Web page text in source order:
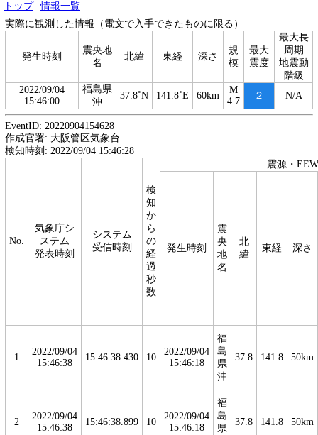
トップ
情報一覧
実際に観測した情報（電文で入手できたものに限る）
発生時刻
震央地
名
北緯 東経 深さ
規
模
最大
震度
最大長
周期
地震動
階級
2022/09/04
15:46:00
福島県
沖
37.8˚N 141.8˚E 60km
M
4.7
２ N/A
EventID: 20220904154628
作成官署: 大阪管区気象台
検知時刻: 2022/09/04 15:46:28
No.
気象庁シ
ステム
発表時刻
システム
受信時刻
検
知
か
ら
の
経
過
秒
数
震源・
発生時刻
震
央
地
名
北
緯
東経 深さ
1
2022/09/04
15:46:38
15:46:38.430 10
2022/09/04
15:46:18
福
島
県
沖
37.8 141.8 50km
2
2022/09/04
15:46:38
15:46:38.899 10
2022/09/04
15:46:18
福
島
県
37.8 141.8 50km